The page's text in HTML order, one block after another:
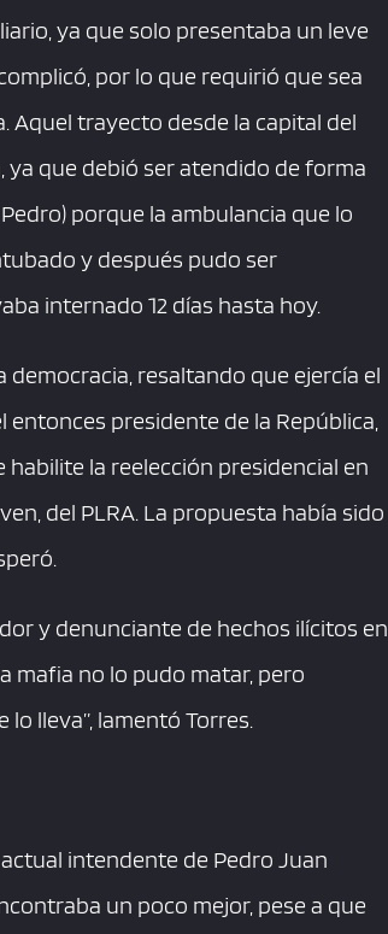
ya que solo presentaba un leve
por lo que requirió que sea
Aquel trayecto desde la capital del
que debió ser atendido de forma
porque la ambulancia que lo
y después pudo ser
internado 12 días hasta hoy.
resaltando que ejercía el
entonces presidente de la República,
la reelección presidencial en
del PLRA. La propuesta había sido
y denunciante de hechos ilícitos en
mafia no lo pudo matar, pero
lleva”, lamentó Torres.
intendente de Pedro Juan
un poco mejor, pese a que